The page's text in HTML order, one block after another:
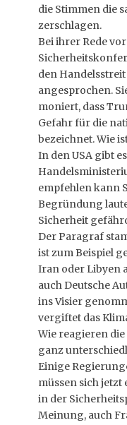
die Stimmen die
zerschlagen.
Bei ihrer Rede
den Handelsstreit
angesprochen.
moniert, dass
Gefahr für die
bezeichnet. Wie
In den USA gibt
empfehlen kann
Begründung
Sicherheit
Der Paragraf
ist zum Beispiel
Iran oder Libyen
auch Deutsche
ins Visier
vergiftet das
Wie reagieren die
ganz
Einige
müssen sich jetzt
in der
Meinung, auch